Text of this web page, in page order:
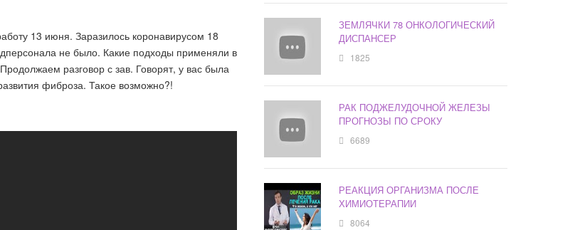
13 июня. Заразилось коронавирусом 18
не было. Какие подходы применяли в
разговор с зав. Говорят, у вас была
фиброза. Такое возможно?!
ЗЕМЛЯЧКИ 78 ОНКОЛОГИЧЕСКИЙ
ДИСПАНСЕР
1825
РАК ПОДЖЕЛУДОЧНОЙ ЖЕЛЕЗЫ
ПРОГНОЗЫ ПО СРОКУ
6689
РЕАКЦИЯ ОРГАНИЗМА ПОСЛЕ
ХИМИОТЕРАПИИ
8064